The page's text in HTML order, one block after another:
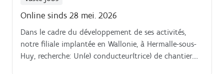
Online sinds 28 mei. 2026
Dans le cadre du développement de ses activités,
notre filiale implantée en Wallonie, à Hermalle-sous-
Huy, recherche: Un(e) conducteur(trice) de chantier.